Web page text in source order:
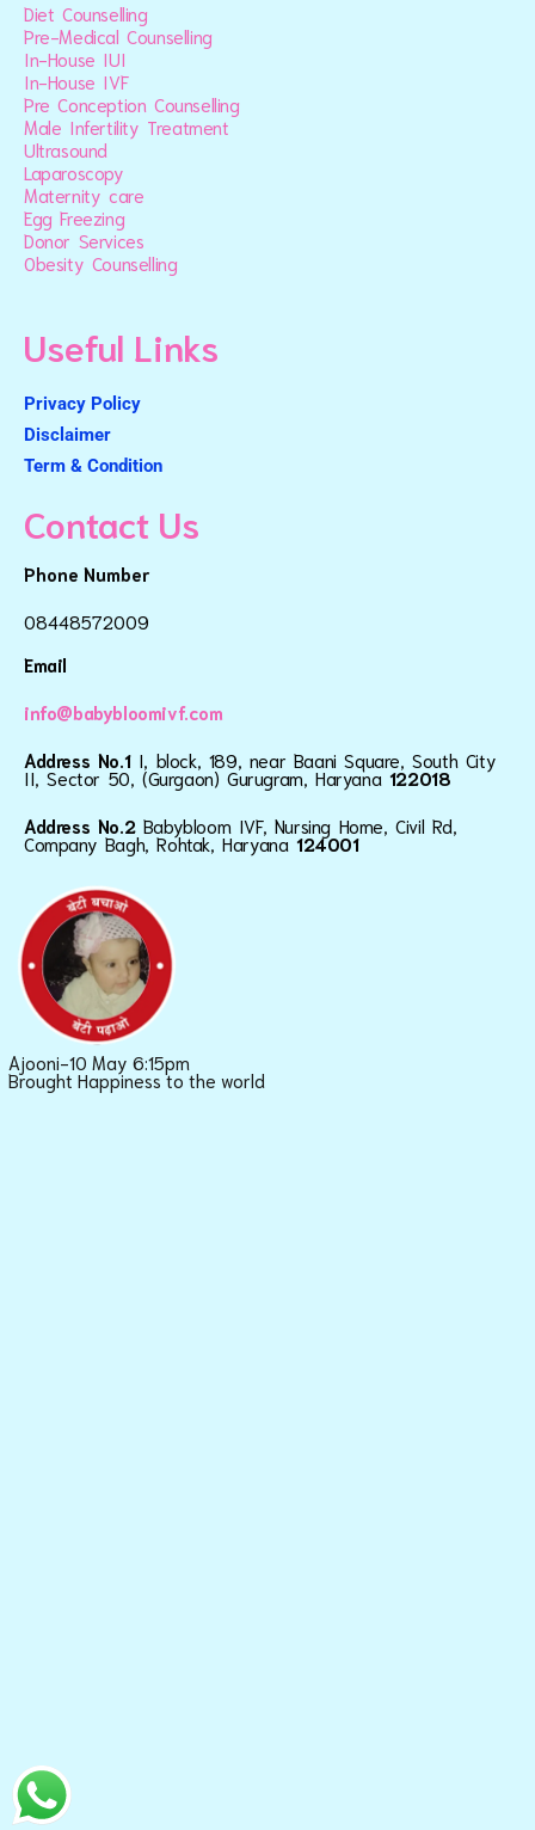
Diet Counselling
Pre-Medical Counselling
In-House IUI
In-House IVF
Pre Conception Counselling
Male Infertility Treatment
Ultrasound
Laparoscopy
Maternity care
Egg Freezing
Donor Services
Obesity Counselling
Useful Links
Privacy Policy
Disclaimer
Term & Condition
Contact Us
Phone Number
08448572009
Email
info@babybloomivf.com
Address No.1 I, block, 189, near Baani Square, South City
II, Sector 50, (Gurgaon) Gurugram, Haryana 122018
Address No.2 Babybloom IVF, Nursing Home, Civil Rd,
Company Bagh, Rohtak, Haryana124001
Ajooni-10 May 6:15pm
Brought Happiness to the world